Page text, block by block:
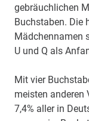
gebräuchlichen
Buchstaben. Die
Mädchennamen
U und Q als
Mit vier
meisten anderen
7,4% aller in